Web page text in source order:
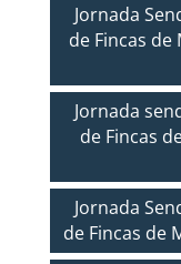
Jornada
de Fincas de
Jornada
de Fincas
Jornada
de Fincas de